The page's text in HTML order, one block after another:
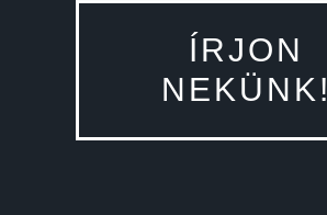
ÍRJON
NEKÜNK!